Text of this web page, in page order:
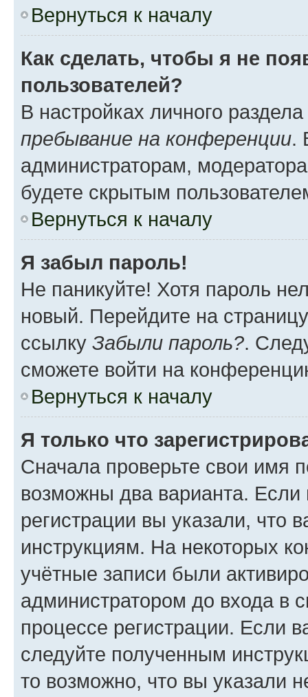
Вернуться к началу
Как сделать, чтобы я не
пользователей?
В настройках личного
пребывание на конференции.
администраторам,
будете скрытым
Вернуться к началу
Я забыл пароль!
Не паникуйте! Хотя пароль
новый. Перейдите на
ссылку Забыли пароль?.
сможете войти на
Вернуться к началу
Я только что
Сначала проверьте свои имя
возможны два варианта.
регистрации вы указали, что
инструкциям. На некоторых
учётные записи были
администратором до входа в
процессе регистрации. Если
следуйте полученным
то возможно, что вы указали